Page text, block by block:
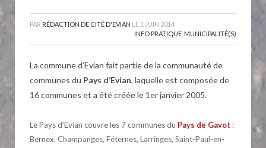
PAR RÉDACTION DE CITÉ D'EVIAN LE 1 JUIN 2014
INFO PRATIQUE MUNICIPALITÉ(S)
La commune d’Evian fait partie de la communauté de
communes du Pays d’Evian, laquelle est composée de
16 communes et a été créée le 1er janvier 2005.
Le Pays d’Evian couvre les 7 communes du Pays de Gavot :
Bernex, Champanges, Féternes, Larringes, Saint-Paul-en-